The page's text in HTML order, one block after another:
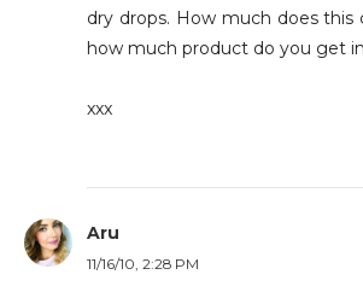
dry drops. How much does this
how much product do you get
xxx
Aru
11/16/10, 2:28 PM